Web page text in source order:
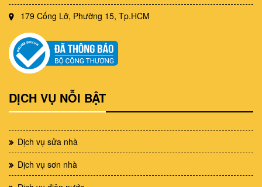
179 Cống Lỡ, Phường 15, Tp.HCM
DỊCH VỤ NỖI BẬT
Dịch vụ sửa nhà
Dịch vụ sơn nhà